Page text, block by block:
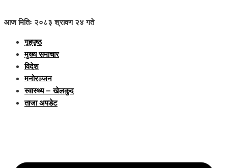
आज मितिः २०८३ श्रावण २४ गते
गृहपृष्ठ
मुख्य समाचार
विदेश
मनोरञ्जन
स्वास्थ्य – खेलकुद
ताजा अपडेट